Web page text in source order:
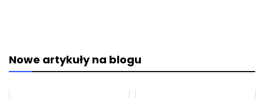
Nowe artykuły na blogu